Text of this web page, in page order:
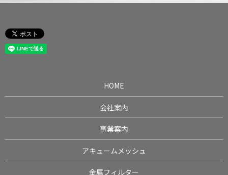
HOME
会社案内
事業案内
アキュームメッシュ
金属フィルター